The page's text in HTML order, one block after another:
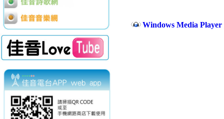
Windows Media